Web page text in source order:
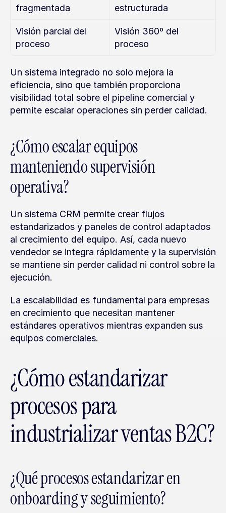
fragmentada
estructurada
Visión parcial del
proceso
Visión 360º del
proceso
Un sistema integrado no solo mejora la
eficiencia, sino que también proporciona
visibilidad total sobre el pipeline comercial y
permite escalar operaciones sin perder calidad.
¿Cómo escalar equipos
manteniendo supervisión
operativa?
Un sistema CRM permite crear flujos
estandarizados y paneles de control adaptados
al crecimiento del equipo. Así, cada nuevo
vendedor se integra rápidamente y la supervisión
se mantiene sin perder calidad ni control sobre la
ejecución.
La escalabilidad es fundamental para empresas
en crecimiento que necesitan mantener
estándares operativos mientras expanden sus
equipos comerciales.
¿Cómo estandarizar
procesos para
industrializar ventas B2C?
¿Qué procesos estandarizar en
onboarding y seguimiento?